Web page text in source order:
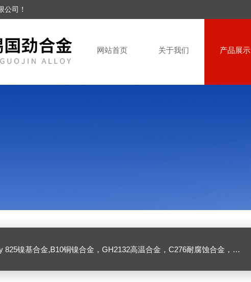
公司！
网站首页 关于我们 产品展示
镍基合金,B10铜镍合金，GH2132高温合金，C276耐腐蚀合金，1J50精密合金，Inconel600镍基合金